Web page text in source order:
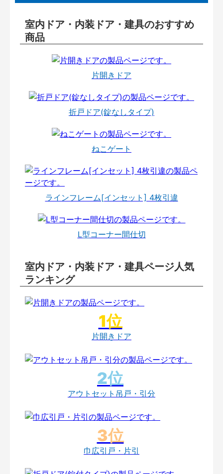
室内ドア・内装ドア・建具のおすすめ
商品
片開きドア
折戸ドア(錠なしタイプ)
ねこゲート
ラインフレーム[インセット] 4枚引違
L型コーナー間仕切
室内ドア・内装ドア・建具ページ人気
ランキング
片開きドア
アウトセット吊戸・引分
巾広引戸・片引